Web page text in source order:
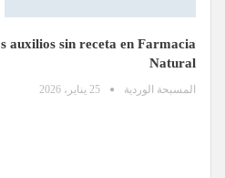
auxilios sin receta en Farmacia
Natural
المسبحة الوردية 25 يناير، 2026